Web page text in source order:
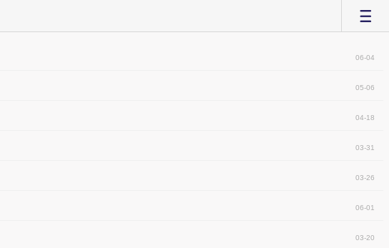
06-04
05-06
04-18
03-31
03-26
06-01
03-20